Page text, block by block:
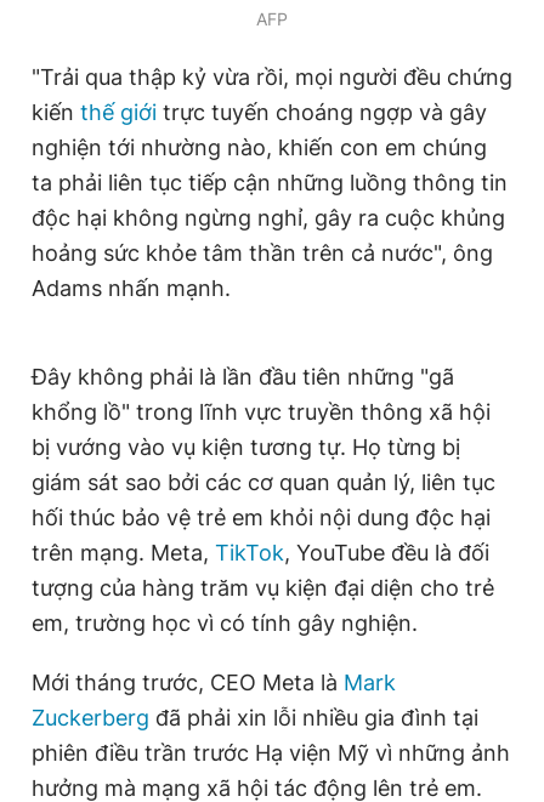
AFP
"Trải qua thập kỷ vừa rồi, mọi người đều chứng
kiến thế giới trực tuyến choáng ngợp và gây
nghiện tới nhường nào, khiến con em chúng
ta phải liên tục tiếp cận những luồng thông tin
độc hại không ngừng nghỉ, gây ra cuộc khủng
hoảng sức khỏe tâm thần trên cả nước", ông
Adams nhấn mạnh.
Đây không phải là lần đầu tiên những "gã
khổng lồ" trong lĩnh vực truyền thông xã hội
bị vướng vào vụ kiện tương tự. Họ từng bị
giám sát sao bởi các cơ quan quản lý, liên tục
hối thúc bảo vệ trẻ em khỏi nội dung độc hại
trên mạng. Meta, TikTok, YouTube đều là đối
tượng của hàng trăm vụ kiện đại diện cho trẻ
em, trường học vì có tính gây nghiện.
Mới tháng trước, CEO Meta là Mark
Zuckerberg đã phải xin lỗi nhiều gia đình tại
phiên điều trần trước Hạ viện Mỹ vì những ảnh
hưởng mà mạng xã hội tác động lên trẻ em.